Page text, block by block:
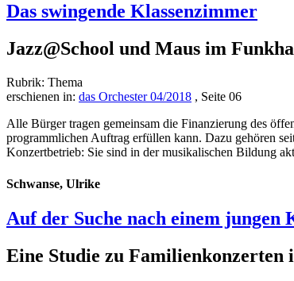
Das swingende Klassenzimmer
Jazz@School und Maus im
Rubrik: Thema
erschienen in: das Orchester 04/2018 , Seite 06
Alle Bürger tragen gemeinsam die Finanzierung des
programmlichen Auftrag erfüllen kann. Dazu gehören
Konzertbetrieb: Sie sind in der musikalischen Bildung
Schwanse, Ulrike
Auf der Suche nach einem
Eine Studie zu